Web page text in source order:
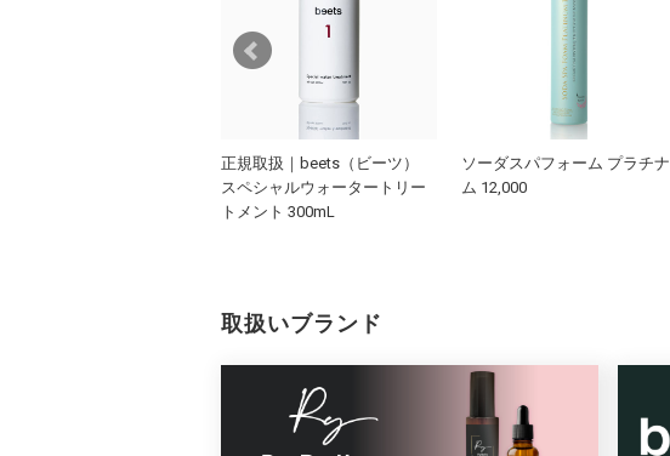
正規取扱｜beets（ビーツ）
スペシャルウォータートリー
トメント 300mL
ソーダスパフォーム プラチナ
ム 12,000
取扱いブランド